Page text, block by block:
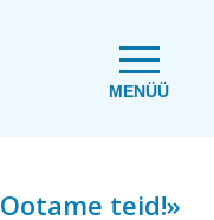
MENÜÜ
teid!»